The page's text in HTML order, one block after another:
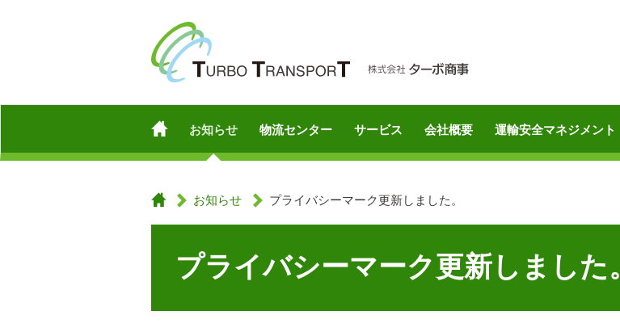
お知らせ 物流センター サービス 会社概要 運輸安全マネジメント
お知らせ プライバシーマーク更新しました。
プライバシーマーク更新しました。